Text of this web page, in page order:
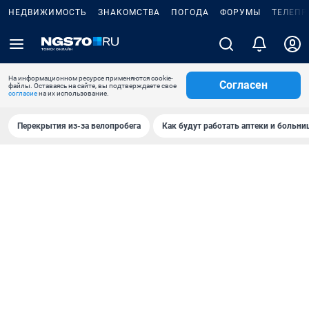
НЕДВИЖИМОСТЬ ЗНАКОМСТВА ПОГОДА ФОРУМЫ
На информационном ресурсе применяются cookie-
файлы. Оставаясь на сайте, вы подтверждаете свое
согласиена их использование.
Согласен
Перекрытия из-за велопробега Как будут работать аптеки и